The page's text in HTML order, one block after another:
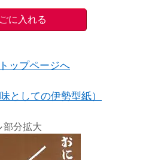
ップページへ
味としての伊勢型紙）
分拡大